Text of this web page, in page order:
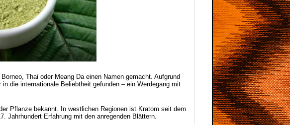
Thai oder Meang Da einen Namen gemacht. Aufgrund
die internationale Beliebtheit gefunden – ein Werdegang mit
Pflanze bekannt. In westlichen Regionen ist Kratom seit dem
Jahrhundert Erfahrung mit den anregenden Blättern.